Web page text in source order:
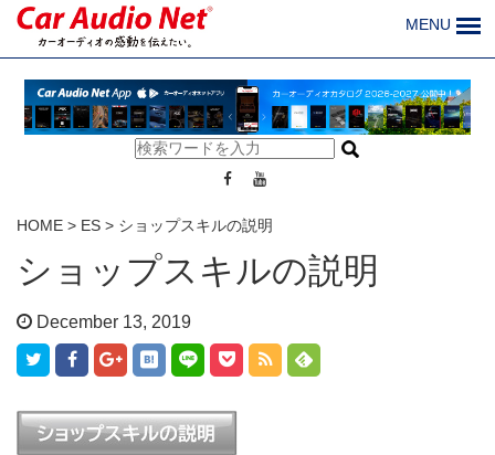
MENU
HOME > ES > ショップスキルの説明
ショップスキルの説明
December 13, 2019